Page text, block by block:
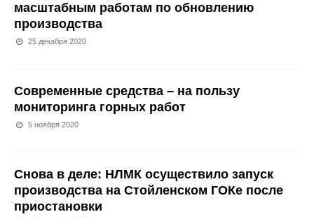
масштабным работам по обновлению
производства
25 декабря 2020
Современные средства – на пользу
мониторинга горных работ
5 ноября 2020
Снова в деле: НЛМК осуществило запуск
производства на Стойленском ГОКе после
приостановки